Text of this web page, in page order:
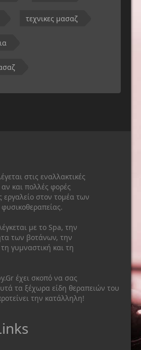
τεχνικες μασαζ
στις εναλλακτικές
αν και πολλές φορές
εργαλείο στον τομέα των
με το Spa, την
των βοτάνων, την
γυμναστική και τη
έχει σκοπό να σας
τα ξέχωρα είδη θεραπειών του
την κατάλληλη!